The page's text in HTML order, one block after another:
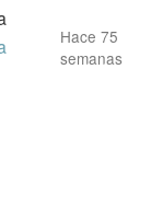
Hace 75
semanas